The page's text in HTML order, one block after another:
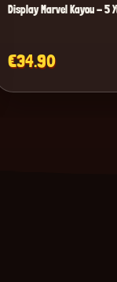
Display Marvel Kayou - 5
€34.90